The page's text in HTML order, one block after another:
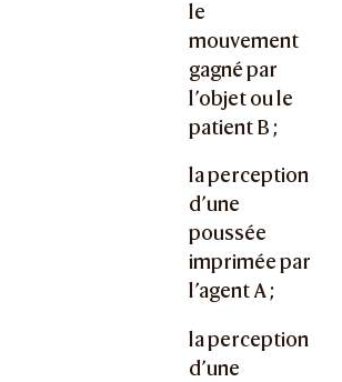
le
mouvement
gagné par
l’objet ou le
patient B ;
la perception
d’une
poussée
imprimée par
l’agent A ;
la perception
d’une